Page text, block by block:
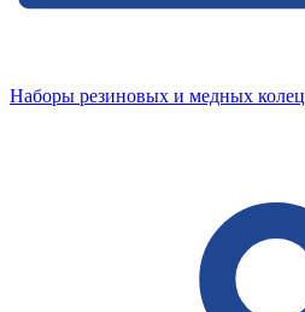
Наборы резиновых и медных колец